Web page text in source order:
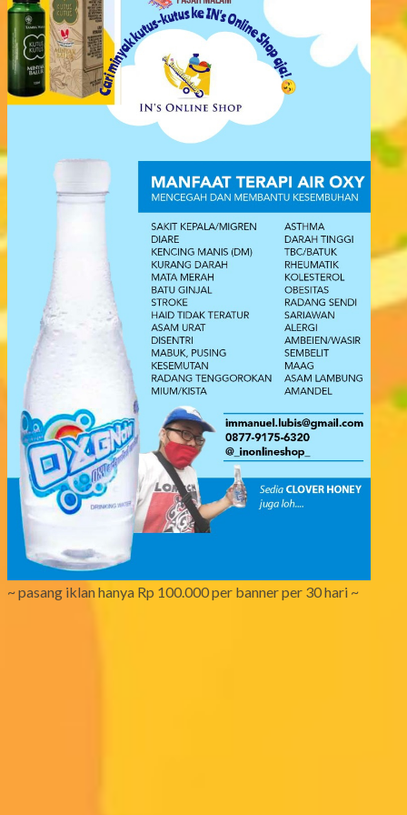
~ pasang iklan hanya Rp 100.000 per banner per 30 hari ~